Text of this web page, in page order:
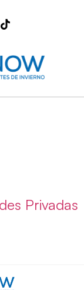
Privadas